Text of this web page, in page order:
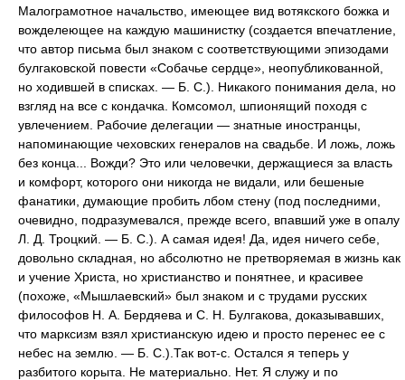
Малограмотное начальство, имеющее вид вотякского божка и
вожделеющее на каждую машинистку (создается впечатление,
что автор письма был знаком с соответствующими эпизодами
булгаковской повести «Собачье сердце», неопубликованной,
но ходившей в списках. — Б. С.). Никакого понимания дела, но
взгляд на все с кондачка. Комсомол, шпионящий походя с
увлечением. Рабочие делегации — знатные иностранцы,
напоминающие чеховских генералов на свадьбе. И ложь, ложь
без конца... Вожди? Это или человечки, держащиеся за власть
и комфорт, которого они никогда не видали, или бешеные
фанатики, думающие пробить лбом стену (под последними,
очевидно, подразумевался, прежде всего, впавший уже в опалу
Л. Д. Троцкий. — Б. С.). А самая идея! Да, идея ничего себе,
довольно складная, но абсолютно не претворяемая в жизнь как
и учение Христа, но христианство и понятнее, и красивее
(похоже, «Мышлаевский» был знаком и с трудами русских
философов Н. А. Бердяева и С. Н. Булгакова, доказывавших,
что марксизм взял христианскую идею и просто перенес ее с
небес на землю. — Б. С.).Так вот-с. Остался я теперь у
разбитого корыта. Не материально. Нет. Я служу и по